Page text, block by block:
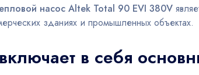
насос Altek Total 90 EVI 380V
зданиях и промышленных объектах.
в себя